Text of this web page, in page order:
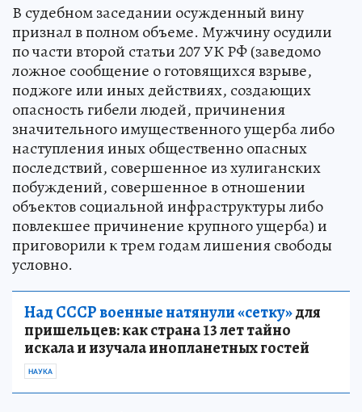
В судебном заседании осужденный вину
признал в полном объеме. Мужчину осудили
по части второй статьи 207 УК РФ (заведомо
ложное сообщение о готовящихся взрыве,
поджоге или иных действиях, создающих
опасность гибели людей, причинения
значительного имущественного ущерба либо
наступления иных общественно опасных
последствий, совершенное из хулиганских
побуждений, совершенное в отношении
объектов социальной инфраструктуры либо
повлекшее причинение крупного ущерба) и
приговорили к трем годам лишения свободы
условно.
Над СССР военные натянули «сетку»для
пришельцев: как страна 13 лет тайно
искала и изучала инопланетных гостей
НАУКА